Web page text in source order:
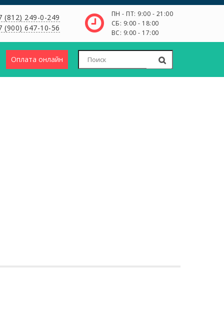
(812) 249-0-249
(900) 647-10-56
ПН - ПТ: 9:00 - 21:00
СБ: 9:00 - 18:00
ВС: 9:00 - 17:00
Оплата онлайн